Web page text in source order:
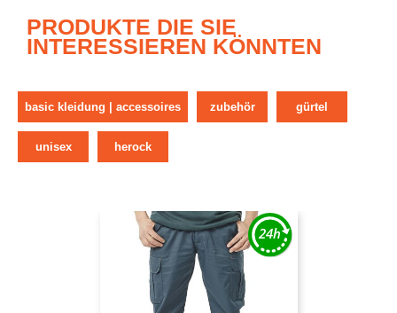
PRODUKTE DIE SIE
INTERESSIEREN KÖNNTEN
basic kleidung | accessoires zubehör gürtel
unisex herock